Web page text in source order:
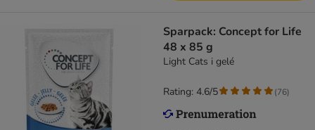
Sparpack: Concept for Life
48 x 85 g
Light Cats i gelé
Rating: 4.6/5 (76)